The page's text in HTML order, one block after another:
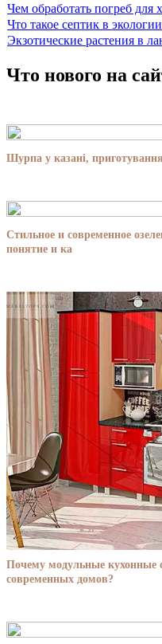
Чем обработать погреб
Что такое септик в экологии
Экзотические растения в
Что нового на
Шурпа у казані, приготування
Стильное и современное
понятие и ка
Почему модульные
современных домов?